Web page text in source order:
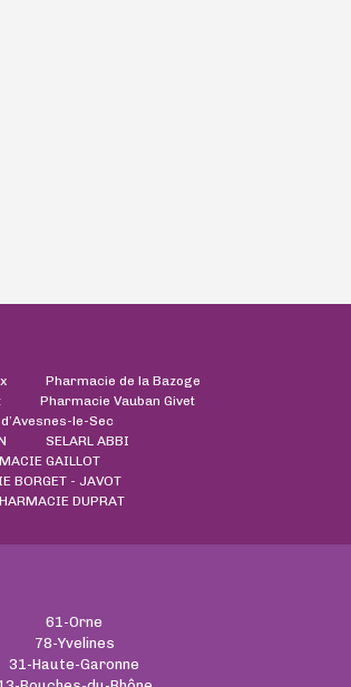
Pharmacie de la Bazoge
Pharmacie Vauban Givet
le-Sec
SELARL ABBI
GAILLOT
BORGET - JAVOT
DUPRAT
61-Orne
78-Yvelines
31-Haute-Garonne